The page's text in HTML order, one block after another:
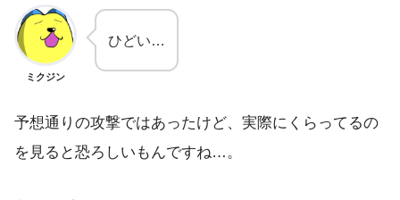
ミクジン
ひどい…
予想通りの攻撃ではあったけど、実際にくらってるの
を見ると恐ろしいもんですね…。